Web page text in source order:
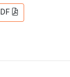
PDF